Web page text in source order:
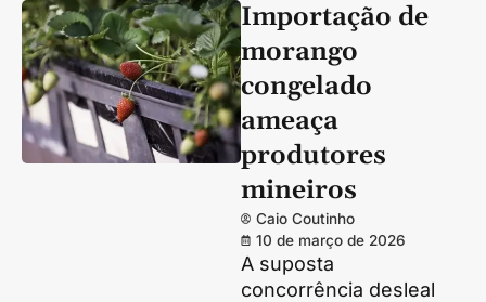
Importação de
morango
congelado
ameaça
produtores
mineiros
Caio Coutinho
10 de março de 2026
A suposta
concorrência desleal